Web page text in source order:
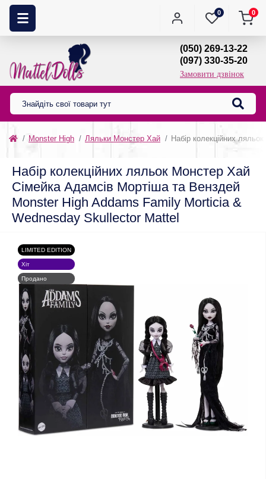
0 0
(050) 269-13-22
(097) 330-35-20
Замовити дзвінок
Monster High Ляльки Монстер Хай Набір колекційних
Набір колекційних ляльок Монстер Хай
Сімейка Адамсів Мортіша та Венздей
Monster High Addams Family Morticia &
Wednesday Skullector Mattel
LIMITED EDITION
Хіт
Продано